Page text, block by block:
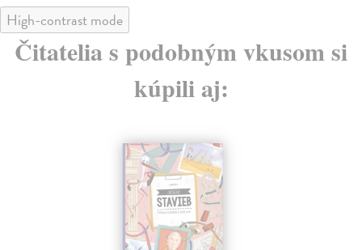
High-contrast mode
Čitatelia s podobným vkusom si
kúpili aj: